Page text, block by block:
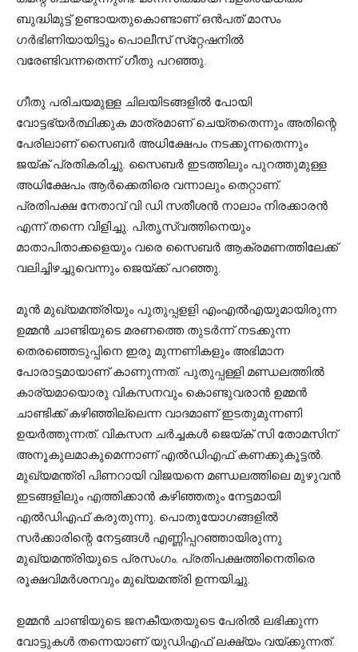
ബുദ്ധിമുട്ട്‌ ഉണ്ടായതുകൊണ്ടാണ്‌ ഒൻപത്‌ മാസം
ഗർഭിണിയായിട്ടും പൊലീസ്‌ സ്‌റ്റേഷനിൽ
വരേണ്ടിവന്നതെന്ന് ഗീതു പറഞ്ഞു.
ഗീതു പരിചയമുള്ള ചിലയിടങ്ങളിൽ പോയി
വോട്ടഭ്യർത്ഥിക്കുക മാത്രമാണ് ചെയ്തതെന്നും അതിന്റെ
പേരിലാണ് സൈബർ അധിക്ഷേപം നടക്കുന്നതെന്നും
ജയ്ക് പ്രതികരിച്ചു. സൈബർ ഇടത്തിലും പുറത്തുമുള്ള
അധിക്ഷേപം ആർക്കെതിരെ വന്നാലും തെറ്റാണ്.
പ്രതിപക്ഷ നേതാവ് വി ഡി സതീശൻ നാലാം നിരക്കാരൻ
എന്ന് തന്നെ വിളിച്ചു. പിതൃസ്വത്തിനെയും
മാതാപിതാക്കളെയും വരെ സൈബർ ആക്രമണത്തിലേക്ക്
വലിച്ചിഴച്ചുവെന്നും ജെയ്ക്ക് പറഞ്ഞു.
മുൻ മുഖ്യമന്ത്രിയും പുതുപ്പളളി എംഎൽഎയുമായിരുന്ന
ഉമ്മൻ ചാണ്ടിയുടെ മരണത്തെ തുടർന്ന് നടക്കുന്ന
തെരഞ്ഞെടുപ്പിനെ ഇരു മുന്നണികളും അഭിമാന
പോരാട്ടമായാണ് കാണുന്നത്. പുതുപ്പള്ളി മണ്ഡലത്തിൽ
കാര്യമായൊരു വികസനവും കൊണ്ടുവരാൻ ഉമ്മൻ
ചാണ്ടിക്ക് കഴിഞ്ഞില്ലെന്ന വാദമാണ് ഇടതുമുന്നണി
ഉയർത്തുന്നത്. വികസന ചർച്ചകൾ ജെയ്ക് സി തോമസിന്
അനൂകുലമാകുമെന്നാണ് എൽഡിഎഫ് കണക്കുകൂട്ടൽ.
മുഖ്യമന്ത്രി പിണറായി വിജയനെ മണ്ഡലത്തിലെ മുഴുവൻ
ഇടങ്ങളിലും എത്തിക്കാൻ കഴിഞ്ഞതും നേട്ടമായി
എൽഡിഎഫ് കരുതുന്നു. പൊതുയോഗങ്ങളില്‍
സര്‍ക്കാരിന്റെ നേട്ടങ്ങള്‍ എണ്ണിപ്പറഞ്ഞായിരുന്നു
മുഖ്യമന്ത്രിയുടെ പ്രസംഗം. പ്രതിപക്ഷത്തിനെതിരെ
രൂക്ഷവിമർശനവും മുഖ്യമന്ത്രി ഉന്നയിച്ചു.
ഉമ്മൻ ചാണ്ടിയുടെ ജനകീയതയുടെ പേരിൽ ലഭിക്കുന്ന
വോട്ടുകൾ തന്നെയാണ് യുഡിഎഫ് ലക്ഷ്യം വയ്ക്കുന്നത്.